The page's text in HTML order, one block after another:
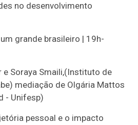
no desenvolvimento
grande brasileiro | 19h-
e Soraya Smaili,(Instituto de
mediação de Olgária Mattos
- Unifesp)
pessoal e o impacto